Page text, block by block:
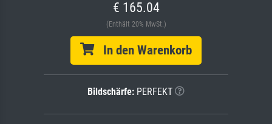
€ 165.04
(Enthält 20% MwSt.)
In den Warenkorb
Bildschärfe: PERFEKT